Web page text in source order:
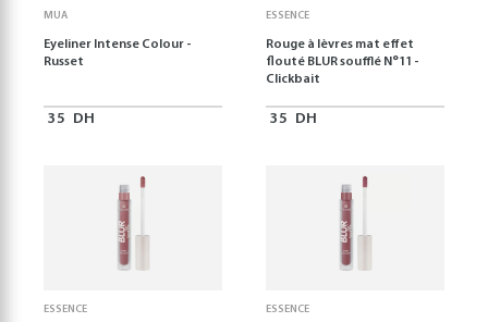
MUA
Eyeliner Intense Colour -
Russet
35 DH
ESSENCE
Rouge à lèvres mat effet
flouté BLUR soufflé N°11 -
Clickbait
35 DH
ESSENCE ESSENCE